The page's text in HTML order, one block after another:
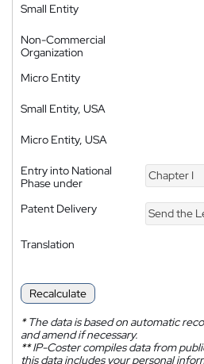
Small Entity
Non-Commercial
Organization
Micro Entity
Small Entity, USA
Micro Entity, USA
Entry into National
Phase under
Chapter I
Patent Delivery Send the
Translation
Recalculate
*The data is based on automatic
and amend if necessary.
**IP-Coster compiles data from
this data includes your personal